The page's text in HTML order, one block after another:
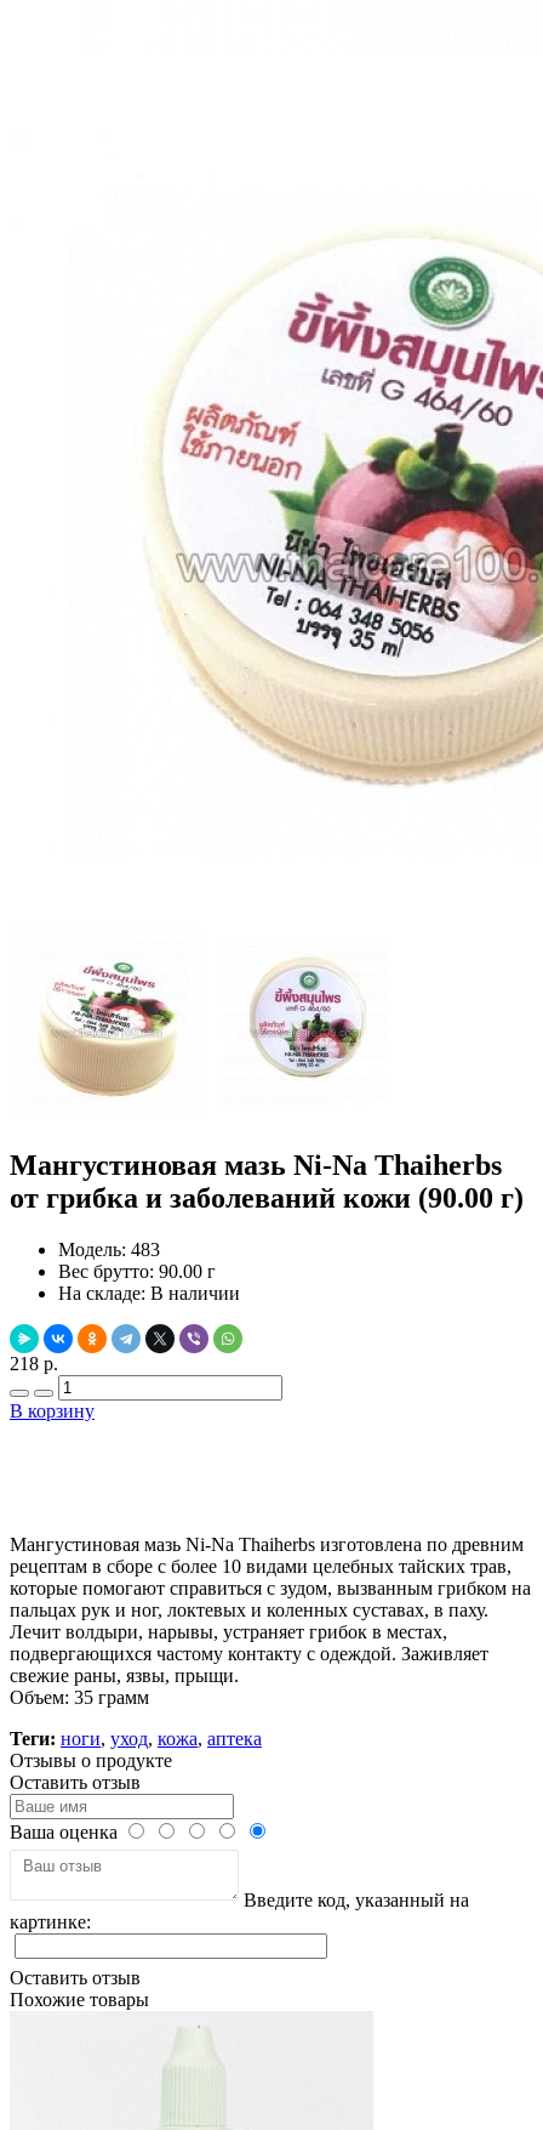
Мангустиновая мазь Ni-Na Thaiherbs
от грибка и заболеваний кожи (90.00 г)
Модель: 483
Вес брутто: 90.00 г
На складе: В наличии
218 р.
В корзину
Мангустиновая мазь Ni-Na Thaiherbs изготовлена по древним
рецептам в сборе с более 10 видами целебных тайских трав,
которые помогают справиться с зудом, вызванным грибком на
пальцах рук и ног, локтевых и коленных суставах, в паху.
Лечит волдыри, нарывы, устраняет грибок в местах,
подвергающихся частому контакту с одеждой. Заживляет
свежие раны, язвы, прыщи.
Объем: 35 грамм
Теги: ноги, уход, кожа, аптека
Отзывы о продукте
Оставить отзыв
Ваша оценка
Введите код, указанный на
картинке:
Оставить отзыв
Похожие товары